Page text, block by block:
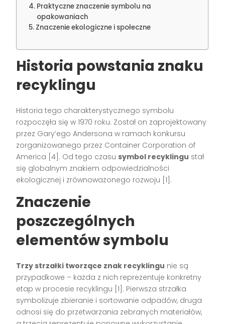
Praktyczne znaczenie symbolu na
opakowaniach
Znaczenie ekologiczne i społeczne
Historia powstania znaku
recyklingu
Historia tego charakterystycznego symbolu
rozpoczęła się w 1970 roku. Został on zaprojektowany
przez Gary’ego Andersona w ramach konkursu
zorganizowanego przez Container Corporation of
America [4]. Od tego czasu symbol recyklingu stał
się globalnym znakiem odpowiedzialności
ekologicznej i zrównoważonego rozwoju [1].
Znaczenie
poszczególnych
elementów symbolu
Trzy strzałki tworzące znak recyklingu nie są
przypadkowe – każda z nich reprezentuje konkretny
etap w procesie recyklingu [1]. Pierwsza strzałka
symbolizuje zbieranie i sortowanie odpadów, druga
odnosi się do przetwarzania zebranych materiałów,